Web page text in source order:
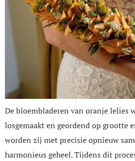
De bloembladeren van oranje lelies
losgemaakt en geordend op grootte
worden zij met precisie opnieuw
harmonieus geheel. Tijdens dit